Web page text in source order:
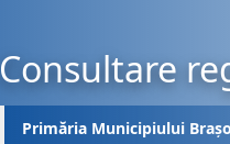
Consultare
Primăria Municipiului